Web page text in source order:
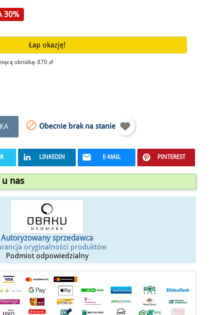
30%
Łap okazję!
obniżką: 870 zł
 Obecnie brak na stanie
LINKEDIN E-MAIL PINTEREST
nas
Autoryzowany sprzedawca
oryginalności produktów
Podmiot odpowiedzialny